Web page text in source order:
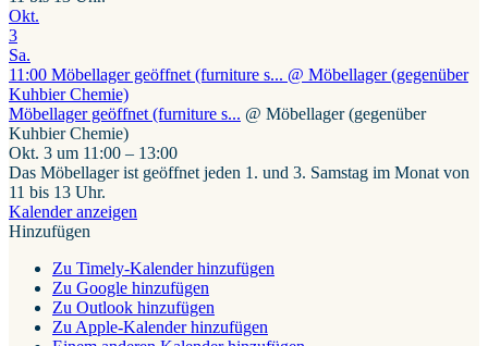
Okt.
3
Sa.
11:00 Möbellager geöffnet (furniture s... @ Möbellager (gegenüber
Kuhbier Chemie)
Möbellager geöffnet (furniture s... @ Möbellager (gegenüber
Kuhbier Chemie)
Okt. 3 um 11:00 – 13:00
Das Möbellager ist geöffnet jeden 1. und 3. Samstag im Monat von
11 bis 13 Uhr.
Kalender anzeigen
Hinzufügen
Zu Timely-Kalender hinzufügen
Zu Google hinzufügen
Zu Outlook hinzufügen
Zu Apple-Kalender hinzufügen